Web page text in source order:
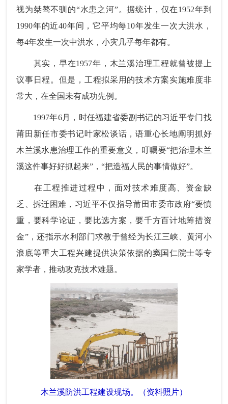
视为桀骜不驯的“水患之河”。据统计，仅在1952年到
1990年的近40年间，它平均每10年发生一次大洪水，
每4年发生一次中洪水，小灾几乎每年都有。
其实，早在1957年，木兰溪治理工程就曾被提上
议事日程。但是，工程拟采用的技术方案实施难度非
常大，在全国未有成功先例。
1997年6月，时任福建省委副书记的习近平专门找
莆田新任市委书记叶家松谈话，语重心长地阐明抓好
木兰溪水患治理工作的重要意义，叮嘱要“把治理木兰
溪这件事好好抓起来”，“把造福人民的事情做好”。
在工程推进过程中，面对技术难度高、资金缺
乏、拆迁困难，习近平不仅指导莆田市委市政府“要慎
重，要科学论证，要比选方案，要千方百计地筹措资
金”，还指示水利部门求教于曾经为长江三峡、黄河小
浪底等重大工程兴建提供决策依据的窦国仁院士等专
家学者，推动攻克技术难题。
木兰溪防洪工程建设现场。（资料照片）